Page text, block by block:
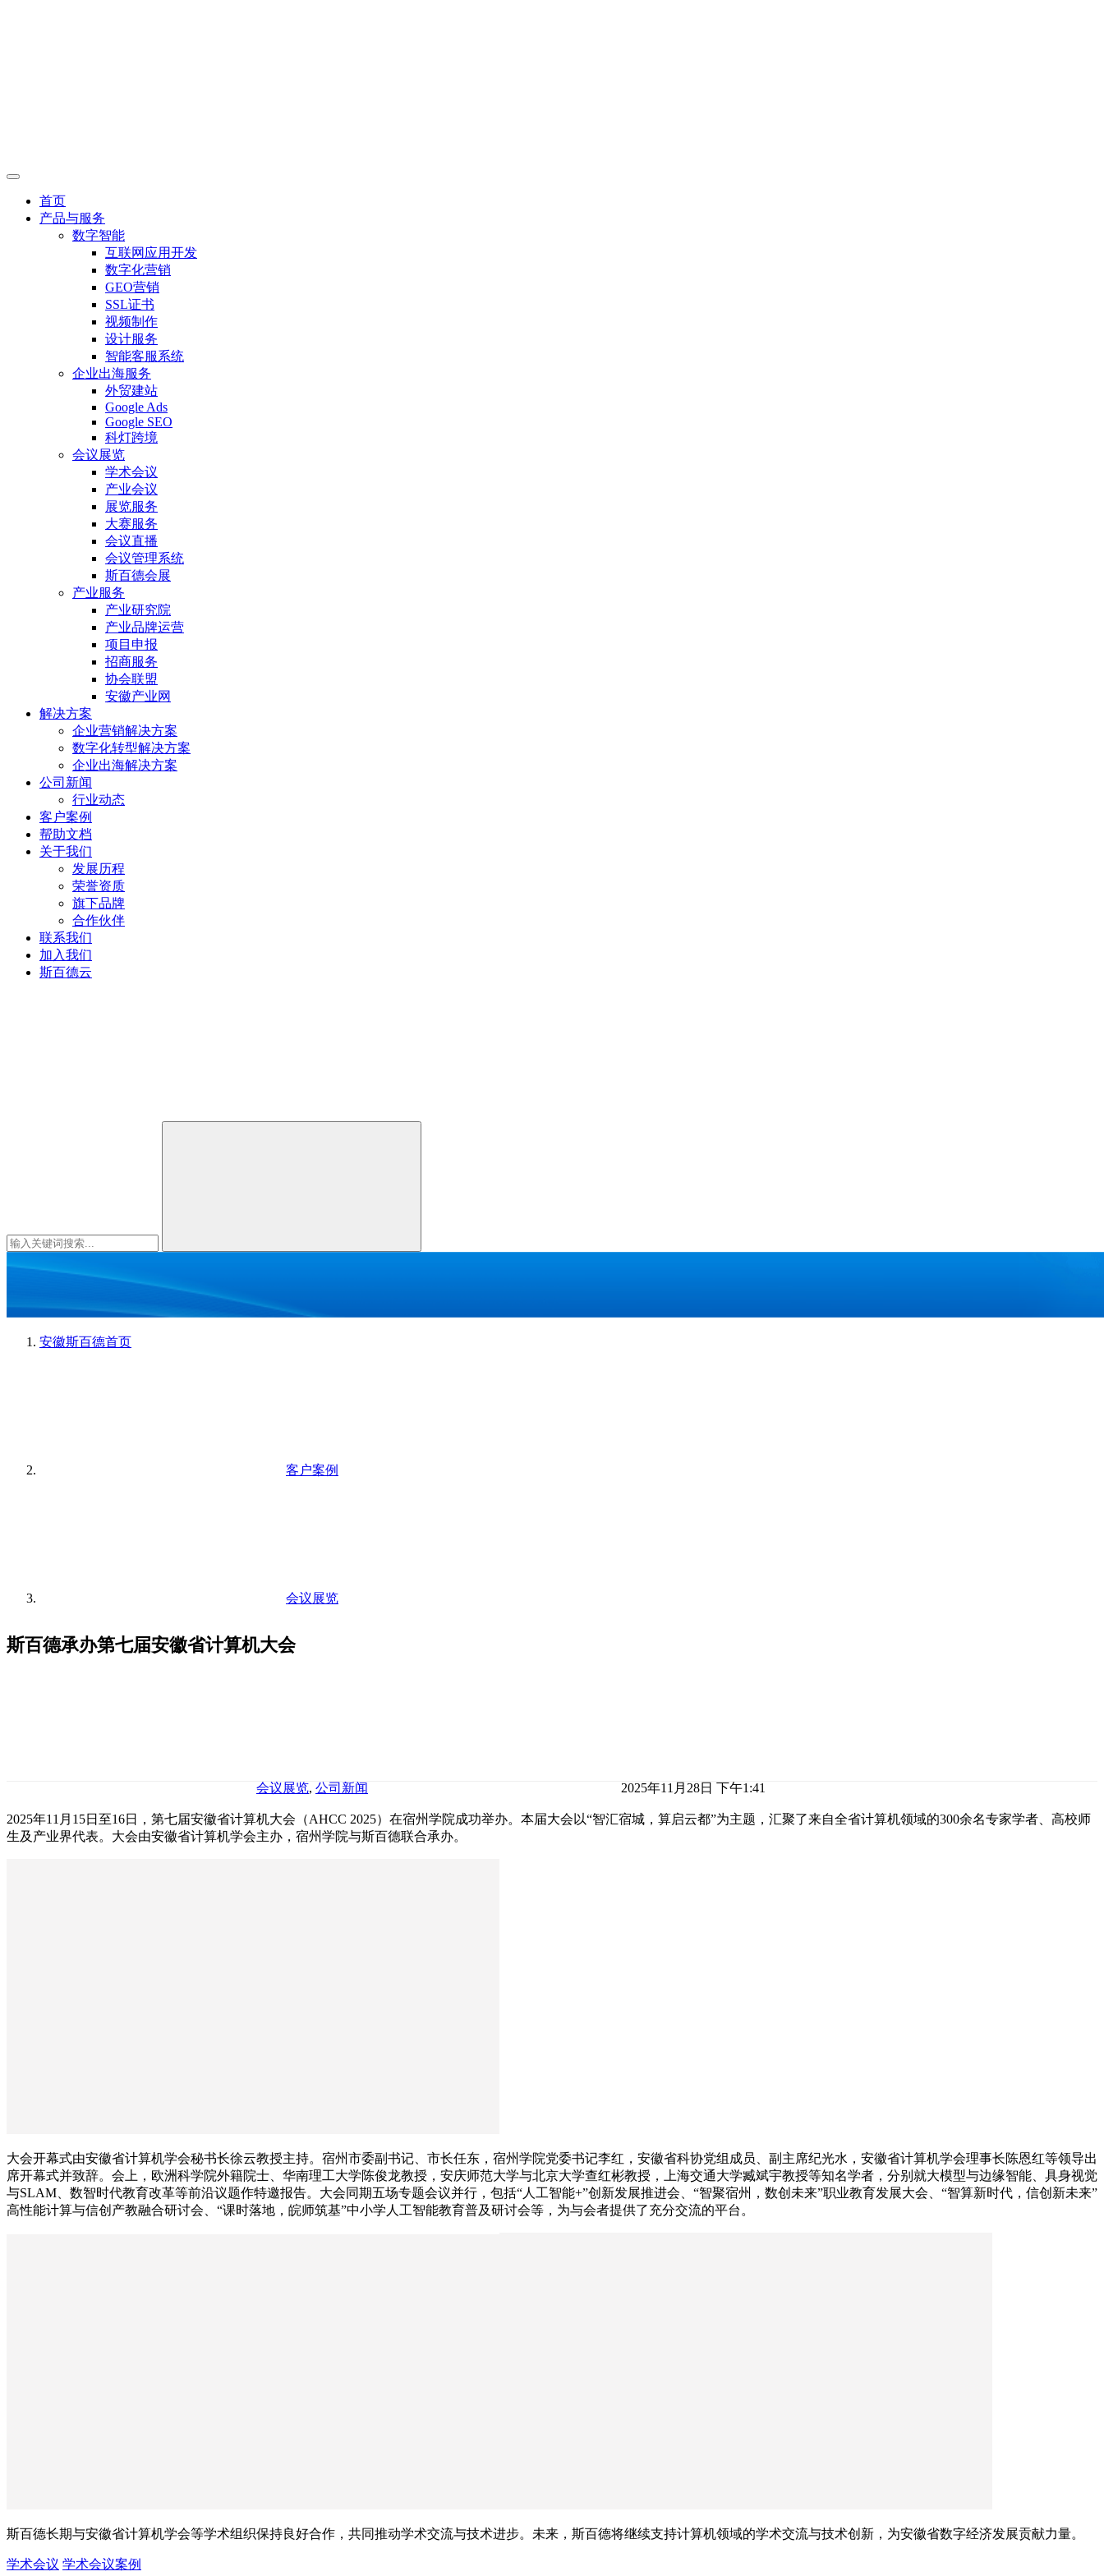
首页
产品与服务
数字智能
互联网应用开发
数字化营销
GEO营销
SSL证书
视频制作
设计服务
智能客服系统
企业出海服务
外贸建站
Google Ads
Google SEO
科灯跨境
会议展览
学术会议
产业会议
展览服务
大赛服务
会议直播
会议管理系统
斯百德会展
产业服务
产业研究院
产业品牌运营
项目申报
招商服务
协会联盟
安徽产业网
解决方案
企业营销解决方案
数字化转型解决方案
企业出海解决方案
公司新闻
行业动态
客户案例
帮助文档
关于我们
发展历程
荣誉资质
旗下品牌
合作伙伴
联系我们
加入我们
斯百德云
安徽斯百德首页
客户案例
会议展览
斯百德承办第七届安徽省计算机大会
会议展览, 公司新闻 2025年11月28日 下午1:41
2025年11月15日至16日，第七届安徽省计算机大会（AHCC 2025）在宿州学院成功举办。本届大会以“智汇宿城，算启云都”为主题，汇聚了来自全省计算机领域的300余名专家学者、高校师
生及产业界代表。大会由安徽省计算机学会主办，宿州学院与斯百德联合承办。
大会开幕式由安徽省计算机学会秘书长徐云教授主持。宿州市委副书记、市长任东，宿州学院党委书记李红，安徽省科协党组成员、副主席纪光水，安徽省计算机学会理事长陈恩红等领导出
席开幕式并致辞。会上，欧洲科学院外籍院士、华南理工大学陈俊龙教授，安庆师范大学与北京大学查红彬教授，上海交通大学臧斌宇教授等知名学者，分别就大模型与边缘智能、具身视觉
与SLAM、数智时代教育改革等前沿议题作特邀报告。大会同期五场专题会议并行，包括“人工智能+”创新发展推进会、“智聚宿州，数创未来”职业教育发展大会、“智算新时代，信创新未来”
高性能计算与信创产教融合研讨会、“课时落地，皖师筑基”中小学人工智能教育普及研讨会等，为与会者提供了充分交流的平台。
斯百德长期与安徽省计算机学会等学术组织保持良好合作，共同推动学术交流与技术进步。未来，斯百德将继续支持计算机领域的学术交流与技术创新，为安徽省数字经济发展贡献力量。
学术会议 学术会议案例